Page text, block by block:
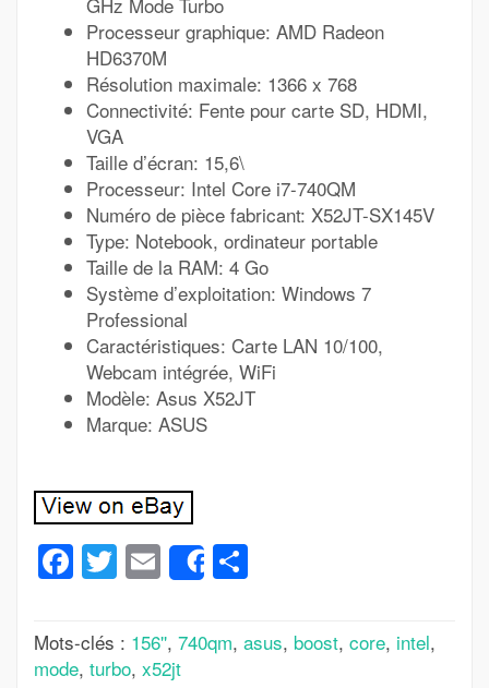
Processeur graphique: AMD Radeon
HD6370M
Résolution maximale: 1366 x 768
Connectivité: Fente pour carte SD, HDMI,
VGA
Taille d’écran: 15,6\
Processeur: Intel Core i7-740QM
Numéro de pièce fabricant: X52JT-SX145V
Type: Notebook, ordinateur portable
Taille de la RAM: 4 Go
Système d’exploitation: Windows 7
Professional
Caractéristiques: Carte LAN 10/100,
Webcam intégrée, WiFi
Modèle: Asus X52JT
Marque: ASUS
Facebook
Twitter
Email
Share
Mots-clés : 156'', 740qm, asus, boost, core, intel,
mode, turbo, x52jt